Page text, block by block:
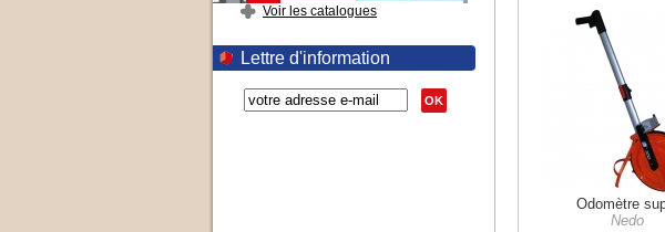
Voir les catalogues
Lettre d'information
OK
Odomètre
Nedo